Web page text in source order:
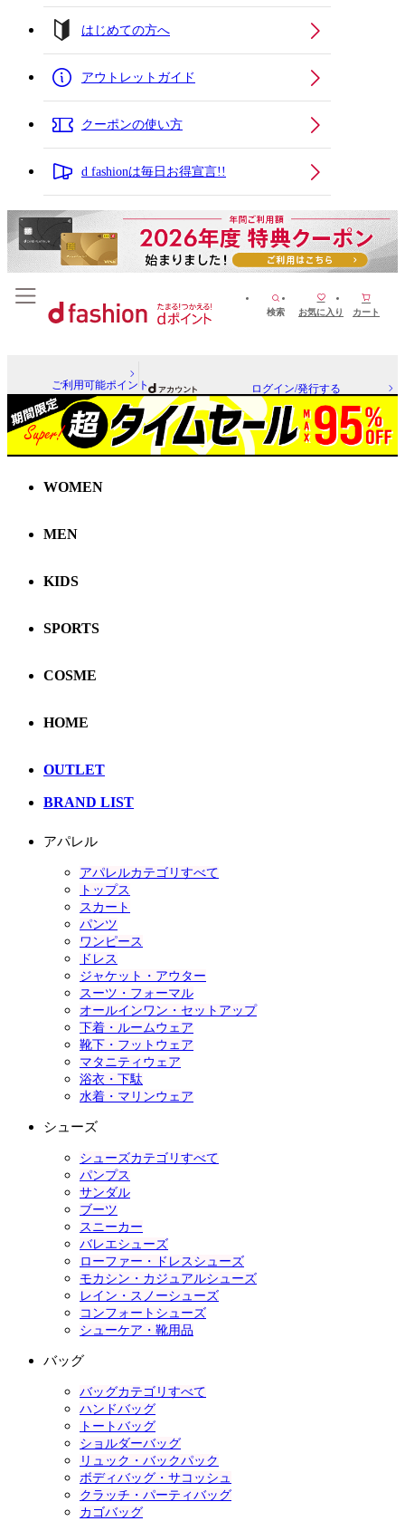
はじめての方へ
アウトレットガイド
クーポンの使い方
d fashionは毎日お得宣言!!
検索 お気に入り カート
ご利用可能ポイント ログイン/発行する
WOMEN
MEN
KIDS
SPORTS
COSME
HOME
OUTLET
BRAND LIST
アパレル
アパレルカテゴリすべて
トップス
スカート
パンツ
ワンピース
ドレス
ジャケット・アウター
スーツ・フォーマル
オールインワン・セットアップ
下着・ルームウェア
靴下・フットウェア
マタニティウェア
浴衣・下駄
水着・マリンウェア
シューズ
シューズカテゴリすべて
パンプス
サンダル
ブーツ
スニーカー
バレエシューズ
ローファー・ドレスシューズ
モカシン・カジュアルシューズ
レイン・スノーシューズ
コンフォートシューズ
シューケア・靴用品
バッグ
バッグカテゴリすべて
ハンドバッグ
トートバッグ
ショルダーバッグ
リュック・バックパック
ボディバッグ・サコッシュ
クラッチ・パーティバッグ
カゴバッグ